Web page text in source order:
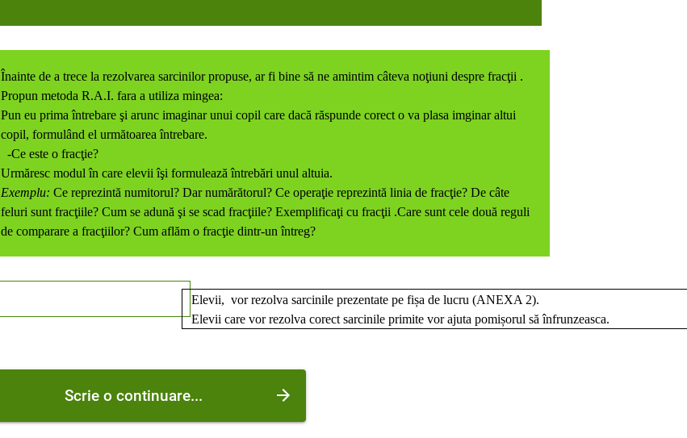
Înainte de a trece la rezolvarea sarcinilor propuse, ar fi bine să ne amintim câteva noţiuni despre fracţii .
Propun metoda R.A.I. fara a utiliza mingea:
Pun eu prima întrebare şi arunc imaginar unui copil care dacă răspunde corect o va plasa imginar altui
copil, formulând el următoarea întrebare.
-Ce este o fracţie?
Urmăresc modul în care elevii îşi formulează întrebări unul altuia.
Exemplu: Ce reprezintă numitorul? Dar numărătorul? Ce operaţie reprezintă linia de fracţie? De câte
feluri sunt fracţiile? Cum se adună şi se scad fracţiile? Exemplificaţi cu fracţii .Care sunt cele două reguli
de comparare a fracţiilor? Cum aflăm o fracţie dintr-un întreg?
Elevii, vor rezolva sarcinile prezentate pe fișa de lucru (ANEXA 2).
Elevii care vor rezolva corect sarcinile primite vor ajuta pomișorul să înfrunzeasca.
Scrie o continuare...